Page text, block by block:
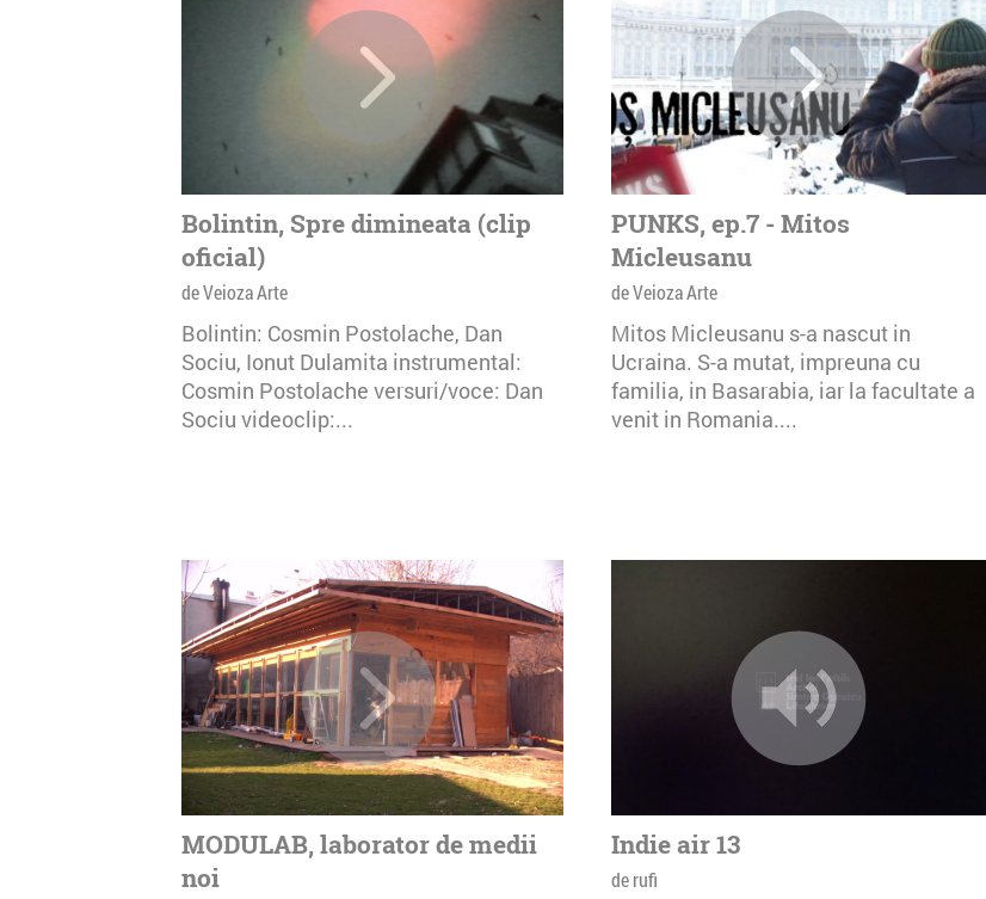
All Stars For
Outernational
Bolintin, Spre dimineata (clip
oficial)
de Veioza Arte
Bolintin: Cosmin Postolache, Dan
Sociu, Ionut Dulamita instrumental:
Cosmin Postolache versuri/voce: Dan
Sociu videoclip:...
PUNKS, ep.7 - Mitos
Micleusanu
de Veioza Arte
Mitos Micleusanu s-a nascut in
Ucraina. S-a mutat, impreuna cu
familia, in Basarabia, iar la facultate a
venit in Romania....
MODULAB, laborator de medii
noi
Indie air 13
de rufi